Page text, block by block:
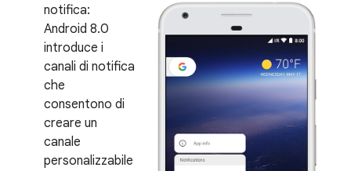
notifica:
Android 8.0
introduce i
canali di notifica
che
consentono di
creare un
canale
personalizzabile